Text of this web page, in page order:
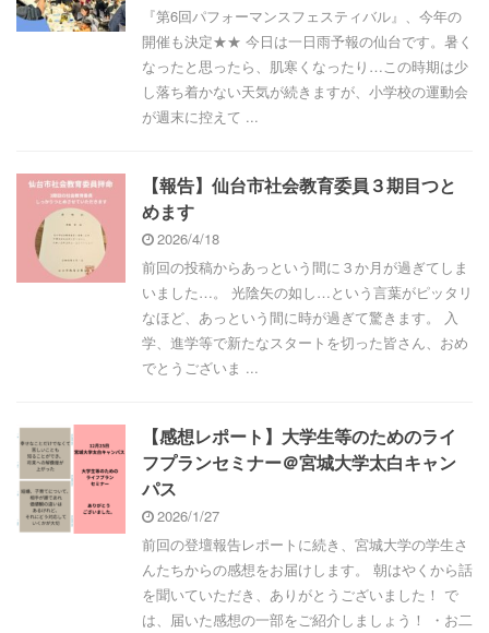
『第6回パフォーマンスフェスティバル』、今年の
開催も決定★★ 今日は一日雨予報の仙台です。暑く
なったと思ったら、肌寒くなったり…この時期は少
し落ち着かない天気が続きますが、小学校の運動会
が週末に控えて ...
【報告】仙台市社会教育委員３期目つと
めます
2026/4/18
前回の投稿からあっという間に３か月が過ぎてしま
いました…。 光陰矢の如し…という言葉がピッタリ
なほど、あっという間に時が過ぎて驚きます。 入
学、進学等で新たなスタートを切った皆さん、おめ
でとうございま ...
【感想レポート】大学生等のためのライ
フプランセミナー＠宮城大学太白キャン
パス
2026/1/27
前回の登壇報告レポートに続き、宮城大学の学生さ
んたちからの感想をお届けします。 朝はやくから話
を聞いていただき、ありがとうございました！ で
は、届いた感想の一部をご紹介しましょう！ ・お二